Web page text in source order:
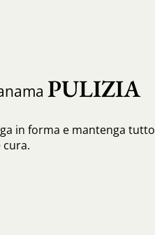
PULIZIA
in forma e mantenga tutto